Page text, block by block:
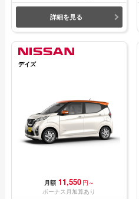
詳細を見る
デイズ
月額 11,550 円～
ボーナス月加算あり